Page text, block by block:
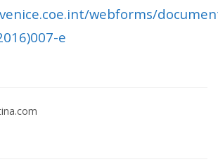
webforms/
e